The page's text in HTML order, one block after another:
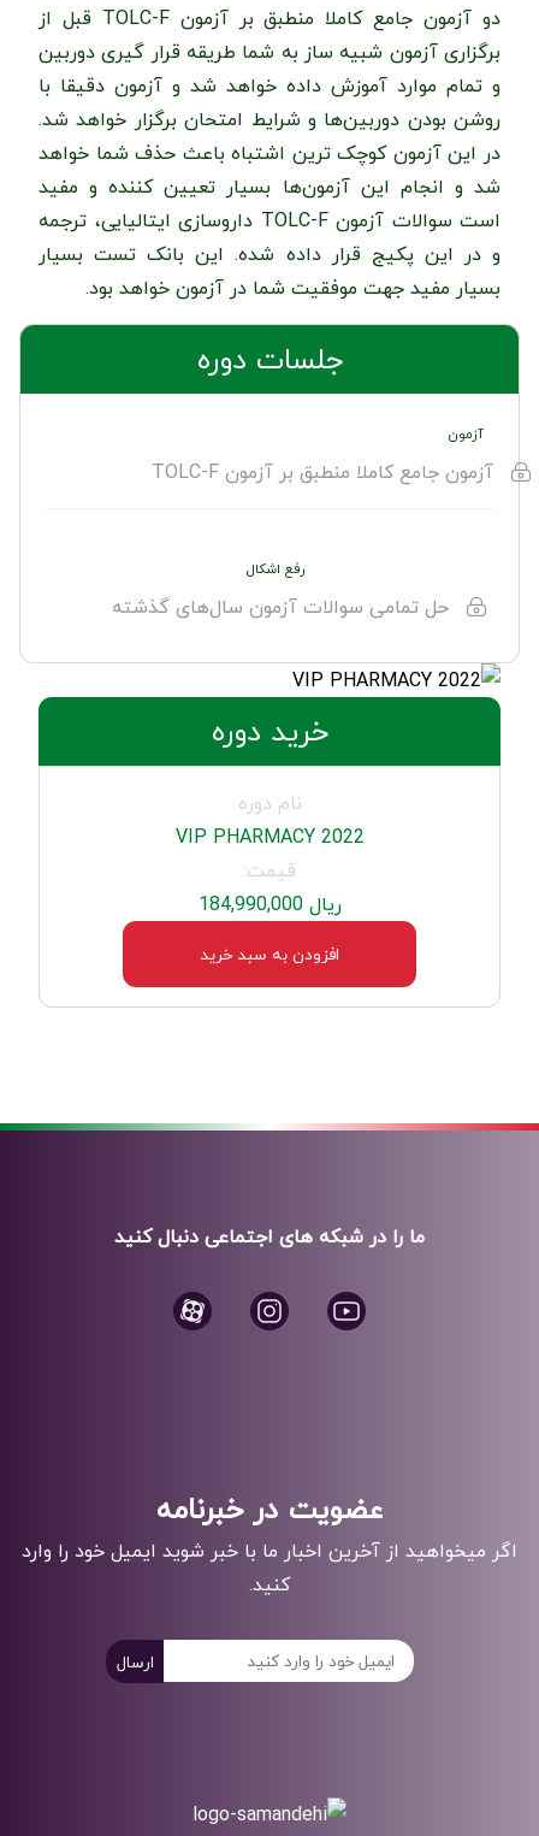
دو آزمون جامع کاملا منطبق بر آزمون TOLC-F قبل از
برگزاری آزمون شبیه ساز به شما طریقه قرار گیری دوربین
و تمام موارد آموزش داده خواهد شد و آزمون دقیقا با
روشن بودن دوربین‌ها و شرایط امتحان برگزار خواهد شد.
در این آزمون کوچک‌ ترین اشتباه باعث حذف شما خواهد
شد و انجام این آزمون‌ها بسیار تعیین کننده و مفید
است سوالات آزمون TOLC-F داروسازی ایتالیایی، ترجمه
و در این پکیج قرار داده شده. این بانک تست بسیار
بسیار مفید جهت موفقیت شما در آزمون خواهد بود.
جلسات دوره
آزمون
آزمون جامع کاملا منطبق بر آزمون TOLC-F
رفع اشکال
حل تمامی سوالات آزمون سال‌های گذشته
خرید دوره
نام دوره
2022 VIP PHARMACY
قیمت:
ریال 184,990,000
افزودن به سبد خرید
ما را در شبکه های اجتماعی دنبال کنید
عضویت در خبرنامه
اگر میخواهید از آخرین اخبار ما با خبر شوید ایمیل خود را وارد
کنید.
ارسال